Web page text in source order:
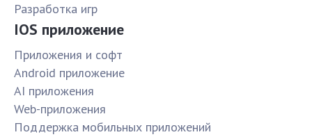
Разработка игр
IOS приложение
Приложения и софт
Android приложение
AI приложения
Web-приложения
Поддержка мобильных приложений